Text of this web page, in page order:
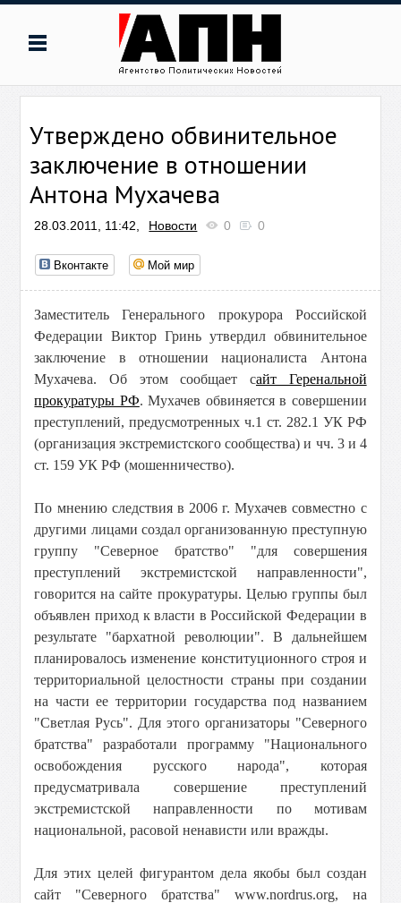
Утверждено обвинительное
заключение в отношении
Антона Мухачева
28.03.2011, 11:42, Новости 0 0
Вконтакте Мой мир
Заместитель Генерального прокурора Российской
Федерации Виктор Гринь утвердил обвинительное
заключение в отношении националиста Антона
Мухачева. Об этом сообщает сайт Геренальной
прокуратуры РФ. Мухачев обвиняется в совершении
преступлений, предусмотренных ч.1 ст. 282.1 УК РФ
(организация экстремистского сообщества) и чч. 3 и 4
ст. 159 УК РФ (мошенничество).
По мнению следствия в 2006 г. Мухачев совместно с
другими лицами создал организованную преступную
группу "Северное братство" "для совершения
преступлений экстремистской направленности",
говорится на сайте прокуратуры. Целью группы был
объявлен приход к власти в Российской Федерации в
результате "бархатной революции". В дальнейшем
планировалось изменение конституционного строя и
территориальной целостности страны при создании
на части ее территории государства под названием
"Светлая Русь". Для этого организаторы "Северного
братства" разработали программу "Национального
освобождения русского народа", которая
предусматривала совершение преступлений
экстремистской направленности по мотивам
национальной, расовой ненависти или вражды.
Для этих целей фигурантом дела якобы был создан
сайт "Северного братства" www.nordrus.org, на